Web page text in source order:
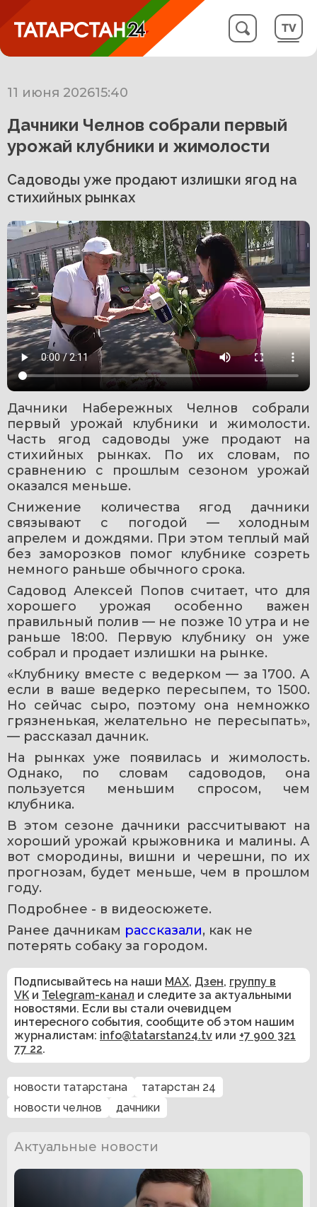
11 июня 202615:40
Дачники Челнов собрали первый
урожай клубники и жимолости
Садоводы уже продают излишки ягод на
стихийных рынках
Дачники Набережных Челнов собрали
первый урожай клубники и жимолости.
Часть ягод садоводы уже продают на
стихийных рынках. По их словам, по
сравнению с прошлым сезоном урожай
оказался меньше.
Снижение количества ягод дачники
связывают с погодой — холодным
апрелем и дождями. При этом теплый май
без заморозков помог клубнике созреть
немного раньше обычного срока.
Садовод Алексей Попов считает, что для
хорошего урожая особенно важен
правильный полив — не позже 10 утра и не
раньше 18:00. Первую клубнику он уже
собрал и продает излишки на рынке.
«Клубнику вместе с ведерком — за 1700. А
если в ваше ведерко пересыпем, то 1500.
Но сейчас сыро, поэтому она немножко
грязненькая, желательно не пересыпать»,
— рассказал дачник.
На рынках уже появилась и жимолость.
Однако, по словам садоводов, она
пользуется меньшим спросом, чем
клубника.
В этом сезоне дачники рассчитывают на
хороший урожай крыжовника и малины. А
вот смородины, вишни и черешни, по их
прогнозам, будет меньше, чем в прошлом
году.
Подробнее - в видеосюжете.
Ранее дачникам рассказали, как не
потерять собаку за городом.
Подписывайтесь на наши MAX, Дзен, группу в
VK и Telegram-канал и следите за актуальными
новостями. Если вы стали очевидцем
интересного события, сообщите об этом нашим
журналистам: info@tatarstan24.tv или +7 900 321
77 22.
новости татарстана
татарстан 24
новости челнов
дачники
Актуальные новости